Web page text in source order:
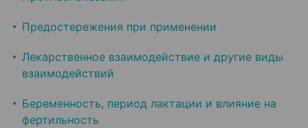
Предостережения при применении
Лекарственное взаимодействие и другие виды
взаимодействий
Беременность, период лактации и влияние на
фертильность